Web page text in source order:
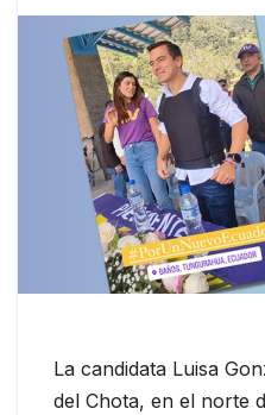
La candidata Luisa
del Chota, en el norte